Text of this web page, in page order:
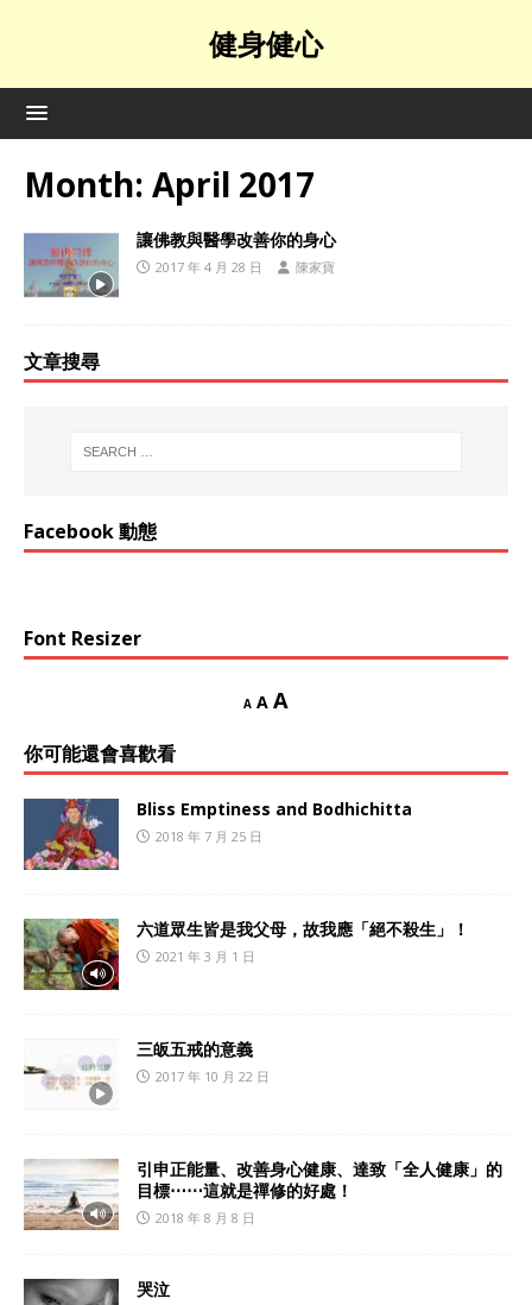
健身健心
Month: April 2017
讓佛教與醫學改善你的身心
2017 年 4 月 28 日 陳家寶
文章搜尋
Facebook 動態
Font Resizer
A A A
你可能還會喜歡看
Bliss Emptiness and Bodhichitta
2018 年 7 月 25 日
六道眾生皆是我父母，故我應「絕不殺生」！
2021 年 3 月 1 日
三皈五戒的意義
2017 年 10 月 22 日
引申正能量、改善身心健康、達致「全人健康」的
目標⋯⋯這就是禪修的好處！
2018 年 8 月 8 日
哭泣